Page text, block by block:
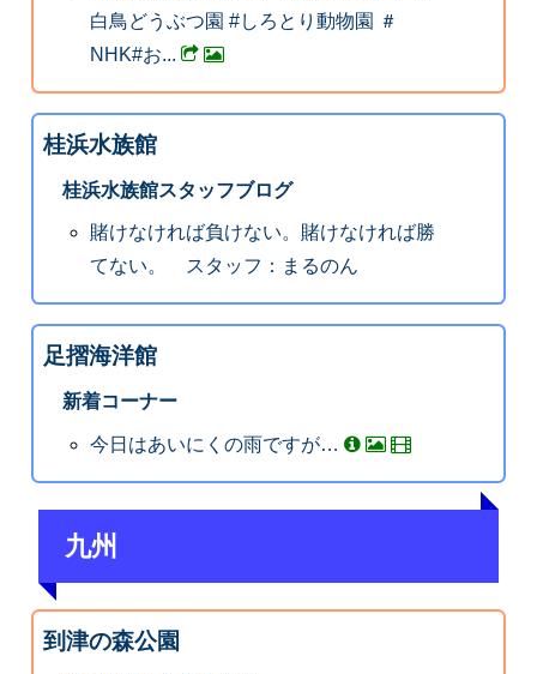
白鳥どうぶつ園 #しろとり動物園 ＃
NHK#お...
桂浜水族館
桂浜水族館スタッフブログ
賭けなければ負けない。賭けなければ勝
てない。 スタッフ：まるのん
足摺海洋館
新着コーナー
今日はあいにくの雨ですが…
九州
到津の森公園